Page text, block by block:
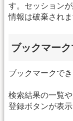
す。セッション
情報は破棄されま
ブックマー
ブックマークで
検索結果の一覧
登録ボタンが表示